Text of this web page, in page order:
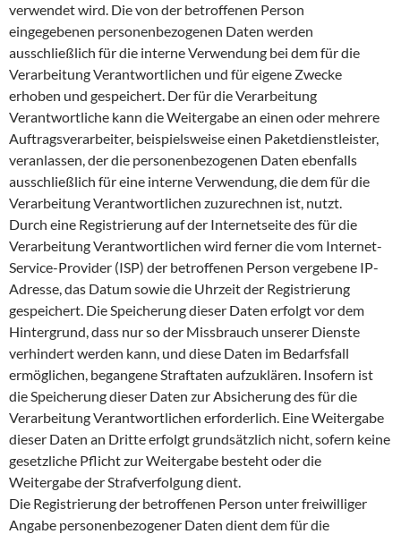
verwendet wird. Die von der betroffenen Person
eingegebenen personenbezogenen Daten werden
ausschließlich für die interne Verwendung bei dem für die
Verarbeitung Verantwortlichen und für eigene Zwecke
erhoben und gespeichert. Der für die Verarbeitung
Verantwortliche kann die Weitergabe an einen oder mehrere
Auftragsverarbeiter, beispielsweise einen Paketdienstleister,
veranlassen, der die personenbezogenen Daten ebenfalls
ausschließlich für eine interne Verwendung, die dem für die
Verarbeitung Verantwortlichen zuzurechnen ist, nutzt.
Durch eine Registrierung auf der Internetseite des für die
Verarbeitung Verantwortlichen wird ferner die vom Internet-
Service-Provider (ISP) der betroffenen Person vergebene IP-
Adresse, das Datum sowie die Uhrzeit der Registrierung
gespeichert. Die Speicherung dieser Daten erfolgt vor dem
Hintergrund, dass nur so der Missbrauch unserer Dienste
verhindert werden kann, und diese Daten im Bedarfsfall
ermöglichen, begangene Straftaten aufzuklären. Insofern ist
die Speicherung dieser Daten zur Absicherung des für die
Verarbeitung Verantwortlichen erforderlich. Eine Weitergabe
dieser Daten an Dritte erfolgt grundsätzlich nicht, sofern keine
gesetzliche Pflicht zur Weitergabe besteht oder die
Weitergabe der Strafverfolgung dient.
Die Registrierung der betroffenen Person unter freiwilliger
Angabe personenbezogener Daten dient dem für die